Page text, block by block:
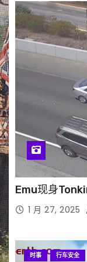
Emu现身
1 月 27, 2025
时事 行车安全